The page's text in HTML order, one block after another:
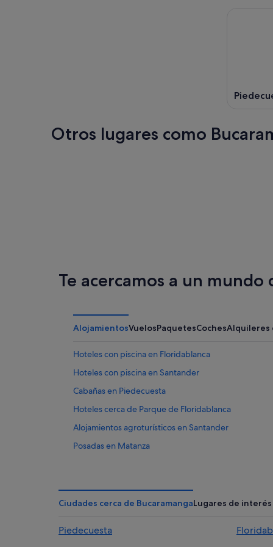
Otros lugares como
Te acercamos a un mundo
AlojamientosVuelosPaquetesCochesAlquileres
Hoteles con piscina en Floridablanca
Hoteles con piscina en Santander
Cabañas en Piedecuesta
Hoteles cerca de Parque de Floridablanca
Alojamientos agroturísticos en Santander
Posadas en Matanza
Posadas en Floridablanca
Albergues en Bucaramanga
Ciudades cerca de BucaramangaLugares de interés
Piedecuesta